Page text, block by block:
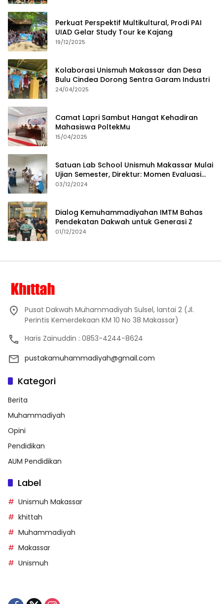
Perkuat Perspektif Multikultural, Prodi PAI
UIAD Gelar Study Tour ke Kajang
19/12/2025
Kolaborasi Unismuh Makassar dan Desa
Bulu Cindea Dorong Sentra Garam Industri
24/04/2025
Camat Lapri Sambut Hangat Kehadiran
Mahasiswa PoltekMu
15/04/2025
Satuan Lab School Unismuh Makassar Mulai
Ujian Semester, Direktur: Momen Evaluasi
Proses Pembelajaran
03/12/2024
Dialog Kemuhammadiyahan IMTM Bahas
Pendekatan Dakwah untuk Generasi Z
01/12/2024
Pusat Dakwah Muhammadiyah Sulsel, lantai 2 (Jl.
Perintis Kemerdekaan KM 10 No 38 Makassar)
Haris Zainuddin : 0853-4244-8624
pustakamuhammadiyah@gmail.com
Kategori
Berita
Muhammadiyah
Opini
Pendidikan
AUM Pendidikan
Label
Unismuh Makassar
khittah
Muhammadiyah
Makassar
Unismuh